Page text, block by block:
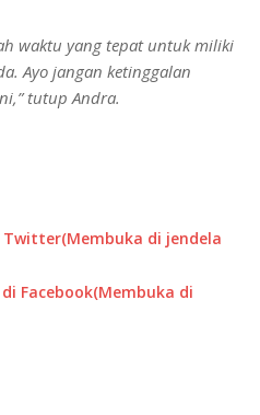
waktu yang tepat untuk miliki
Ayo jangan ketinggalan
tutup Andra.
di jendela
Facebook(Membuka di